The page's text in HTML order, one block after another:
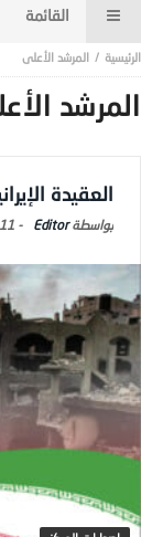
المرشد الأعلى
المرشد
العقيدة
Editor
- 11 يونيو,2024